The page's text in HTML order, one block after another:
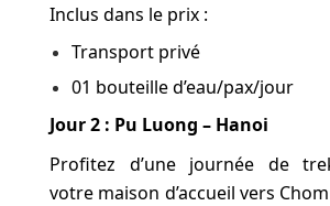
Inclus dans le prix :
Transport privé
01 bouteille d’eau/pax/jour
Jour 2 : Pu Luong – Hanoi
Profitez d’une journée de
votre maison d’accueil vers